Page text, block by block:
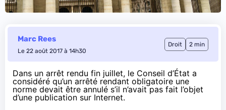
Marc Rees
Le 22 août 2017 à 14h30
Droit 2 min
Dans un arrêt rendu fin juillet, le Conseil d’État a
considéré qu’un arrêté rendant obligatoire une
norme devait être annulé s’il n’avait pas fait l’objet
d’une publication sur Internet.